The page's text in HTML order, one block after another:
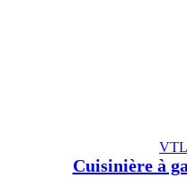
Cuisinière à